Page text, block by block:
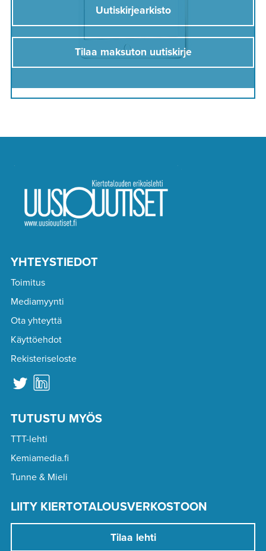
Uutiskirjearkisto
Tilaa maksuton uutiskirje
YHTEYSTIEDOT
Toimitus
Mediamyynti
Ota yhteyttä
Käyttöehdot
Rekisteriseloste
TUTUSTU MYÖS
TTT-lehti
Kemiamedia.fi
Tunne & Mieli
LIITY KIERTOTALOUSVERKOSTOON
Tilaa lehti